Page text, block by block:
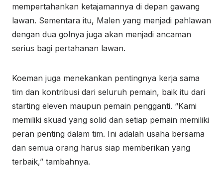
mempertahankan ketajamannya di depan gawang
lawan. Sementara itu, Malen yang menjadi pahlawan
dengan dua golnya juga akan menjadi ancaman
serius bagi pertahanan lawan.
Koeman juga menekankan pentingnya kerja sama
tim dan kontribusi dari seluruh pemain, baik itu dari
starting eleven maupun pemain pengganti. “Kami
memiliki skuad yang solid dan setiap pemain memiliki
peran penting dalam tim. Ini adalah usaha bersama
dan semua orang harus siap memberikan yang
terbaik,” tambahnya.